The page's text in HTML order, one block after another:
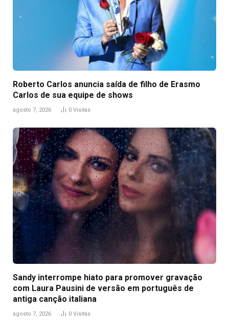
Roberto Carlos anuncia saída de filho de Erasmo
Carlos de sua equipe de shows
agosto 7, 2026 0 Visitas
Sandy interrompe hiato para promover gravação
com Laura Pausini de versão em português de
antiga canção italiana
agosto 7, 2026 0 Visitas